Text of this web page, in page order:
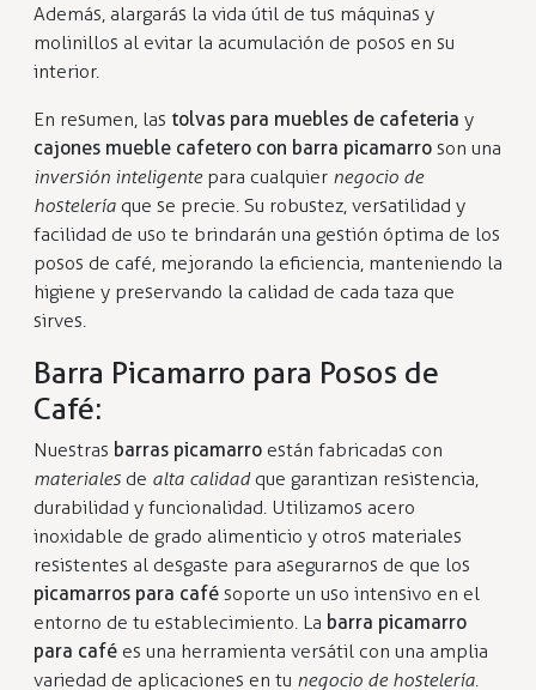
Además, alargarás la vida útil de tus máquinas y
molinillos al evitar la acumulación de posos en su
interior.
En resumen, las tolvas para muebles de cafeteria y
cajones mueble cafetero con barra picamarro son una
inversión inteligentepara cualquier negocio de
hostelería que se precie. Su robustez, versatilidad y
facilidad de uso te brindarán una gestión óptima de los
posos de café, mejorando la eficiencia, manteniendo la
higiene y preservando la calidad de cada taza que
sirves.
Barra Picamarro para Posos de
Café:
Nuestras barras picamarro están fabricadas con
materiales de alta calidadque garantizan resistencia,
durabilidad y funcionalidad. Utilizamos acero
inoxidable de grado alimenticio y otros materiales
resistentes al desgaste para asegurarnos de que los
picamarros para café soporte un uso intensivo en el
entorno de tu establecimiento. La barra picamarro
para café es una herramienta versátil con una amplia
variedad de aplicaciones en tu negocio de hostelería.